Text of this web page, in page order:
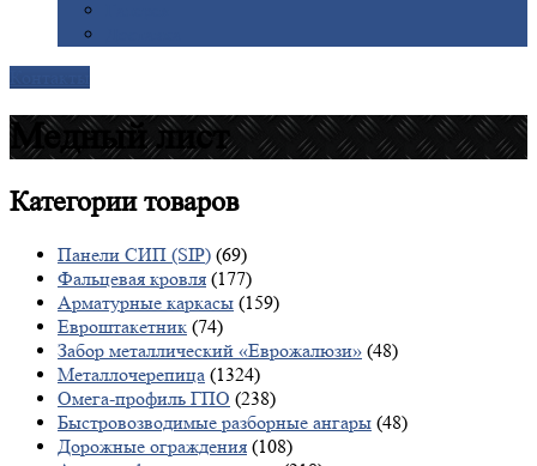
Медный лист
Категориитоваров
Панели СИП (SIP) (69)
Фальцевая кровля (177)
Арматурные каркасы (159)
Евроштакетник (74)
Забор металлический «Еврожалюзи» (48)
Металлочерепица (1324)
Омега-профиль ГПО (238)
Быстровозводимые разборные ангары (48)
Дорожные ограждения (108)